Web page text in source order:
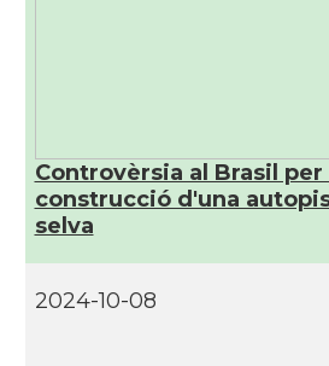
Controvèrsia al Brasil per
construcció d'una
selva
2024-10-08